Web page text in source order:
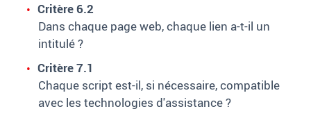
Critère 6.2
Dans chaque page web, chaque lien a-t-il un
intitulé ?
Critère 7.1
Chaque script est-il, si nécessaire, compatible
avec les technologies d'assistance ?